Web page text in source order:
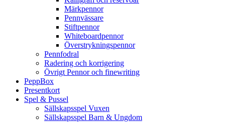
Märkpennor
Pennvässare
Stiftpennor
Whiteboardpennor
Överstrykningspennor
Pennfodral
Radering och korrigering
Övrigt Pennor och finewriting
PeppBox
Presentkort
Spel & Pussel
Sällskapsspel Vuxen
Sällskapsspel Barn & Ungdom